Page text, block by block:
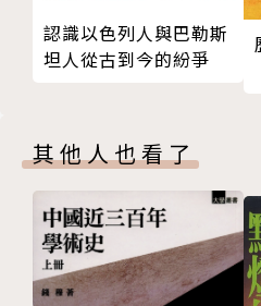
Lüdenscheid）已拍成電影
一鳴驚人，榮登《明鏡週刊
長踞德國亞馬遜排行榜不分類
術》（啟示，二○一二）以
周，二○一五）皆為國際暢銷
語言。自二○一二年起，他
的哲學節目《普列希特》（
他於二○一五開始進行了一
版了《認識世界：西洋哲
歷史的終結
參考書目
認識以色列人與巴勒斯
坦人從古到今的紛爭
其他人也看了